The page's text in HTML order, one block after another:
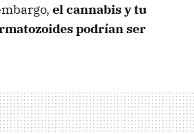
el cannabis y tu
podrían ser